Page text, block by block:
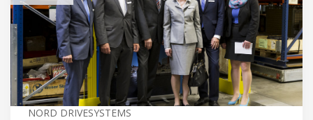
NORD DRIVESYSTEMS